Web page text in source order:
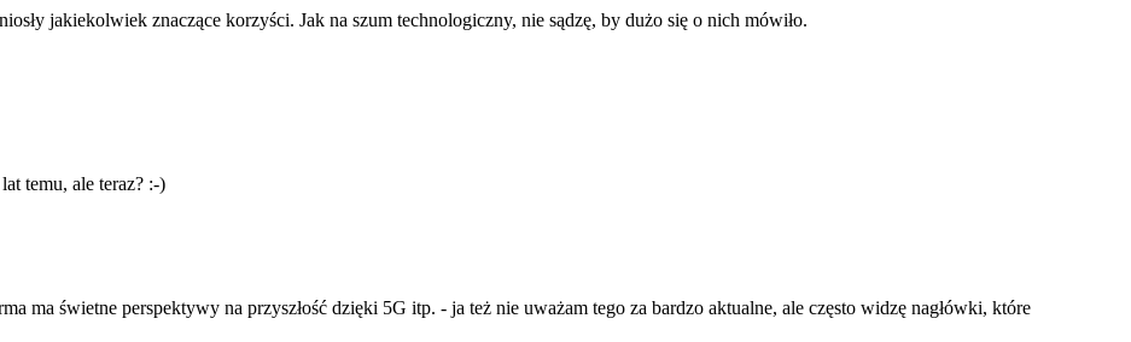
jakiekolwiek znaczące korzyści. Jak na szum technologiczny, nie sądzę, by dużo się o nich mówiło.
temu, ale teraz? :-)
ma świetne perspektywy na przyszłość dzięki 5G itp. - ja też nie uważam tego za bardzo aktualne, ale często widzę nagłówki, które